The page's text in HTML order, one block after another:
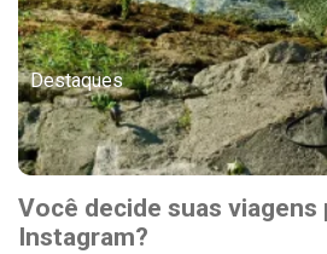
Destaques
Você decide suas viagens
Instagram?